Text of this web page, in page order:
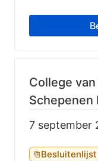
College
Schepenen
7 september
Besluitenlijst